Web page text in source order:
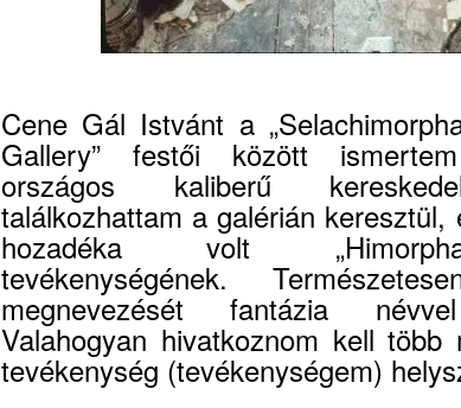
Cene Gál Istvánt a
Gallery” festői között
országos kaliberű
találkozhattam a galérián keresztül,
hozadéka volt
tevékenységének.
megnevezését fantázia
Valahogyan hivatkoznom kell
tevékenység (tevékenységem)